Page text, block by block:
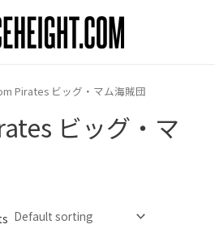
Pirates ビッグ・マム海賊団
ビッグ・マ